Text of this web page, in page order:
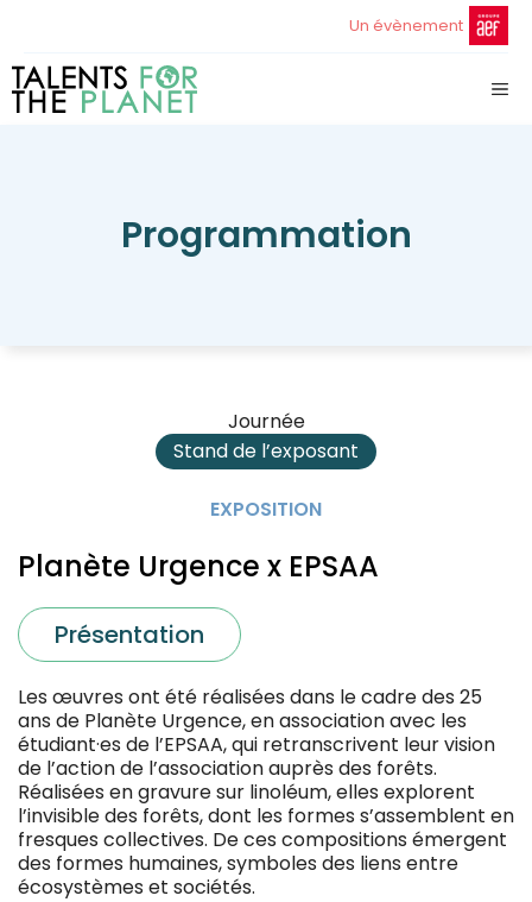
Un évènement
Programmation
Journée
Stand de l’exposant
EXPOSITION
Planète Urgence x EPSAA
Présentation
Les œuvres ont été réalisées dans le cadre des 25
ans de Planète Urgence, en association avec les
étudiant·es de l’EPSAA, qui retranscrivent leur vision
de l’action de l’association auprès des forêts.
Réalisées en gravure sur linoléum, elles explorent
l’invisible des forêts, dont les formes s’assemblent en
fresques collectives. De ces compositions émergent
des formes humaines, symboles des liens entre
écosystèmes et sociétés.